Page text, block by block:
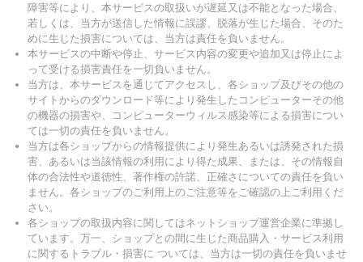
障害等により、本サービスの取扱いが遅延又は不能となった場合、
若しくは、当方が送信した情報に誤謬、脱落が生じた場合、そのた
めに生じた損害については、当方は責任を負いません。
本サービスの中断や停止、サービス内容の変更や追加又は停止によ
って受ける損害責任を一切負いません。
当方は、本サービスを通じてアクセスし、各ショップ及びその他の
サイトからのダウンロード等により発生したコンピューターその他
の機器の損害や、コンピューターウィルス感染等による損害につい
ては一切の責任を負いません。
当方は各ショップからの情報提供により発生あるいは誘発された損
害、あるいは当該情報の利用により得た成果、または、その情報自
体の合法性や道徳性、著作権の許諾、正確さについての責任を負い
ません。各ショップのご利用上のご注意等をご確認の上ご利用くだ
さい。
各ショップの取扱内容に関してはネットショップ運営企業に準拠し
ています。万一、ショップとの間に生じた商品購入・サービス利用
に関するトラブル・損害に ついては、当方は一切の責任を負いませ